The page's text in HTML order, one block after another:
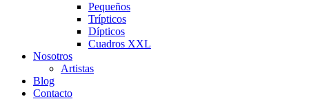
Pequeños
Trípticos
Dípticos
Cuadros XXL
Nosotros
Artistas
Blog
Contacto